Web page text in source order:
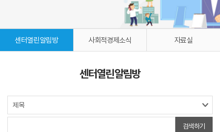
센터열린알림방 사회적경제소식 자료실
센터열린알림방
검색하기